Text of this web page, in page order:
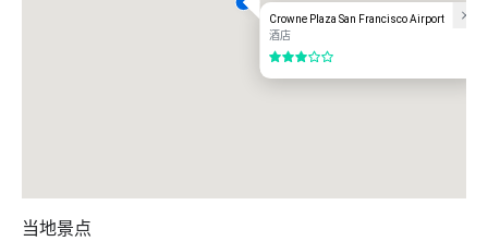
Crowne Plaza San Francisco Airport
酒店
3/5
当地景点